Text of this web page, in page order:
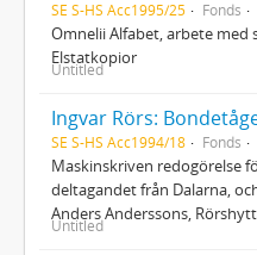
SE S-HS Acc1995/25 Fonds
Omnelii Alfabet, arbete med
Elstatkopior
Untitled
SE S-HS Acc1994/18 Fonds
Maskinskriven redogörelse
deltagandet från Dalarna,
Anders Anderssons,
Untitled